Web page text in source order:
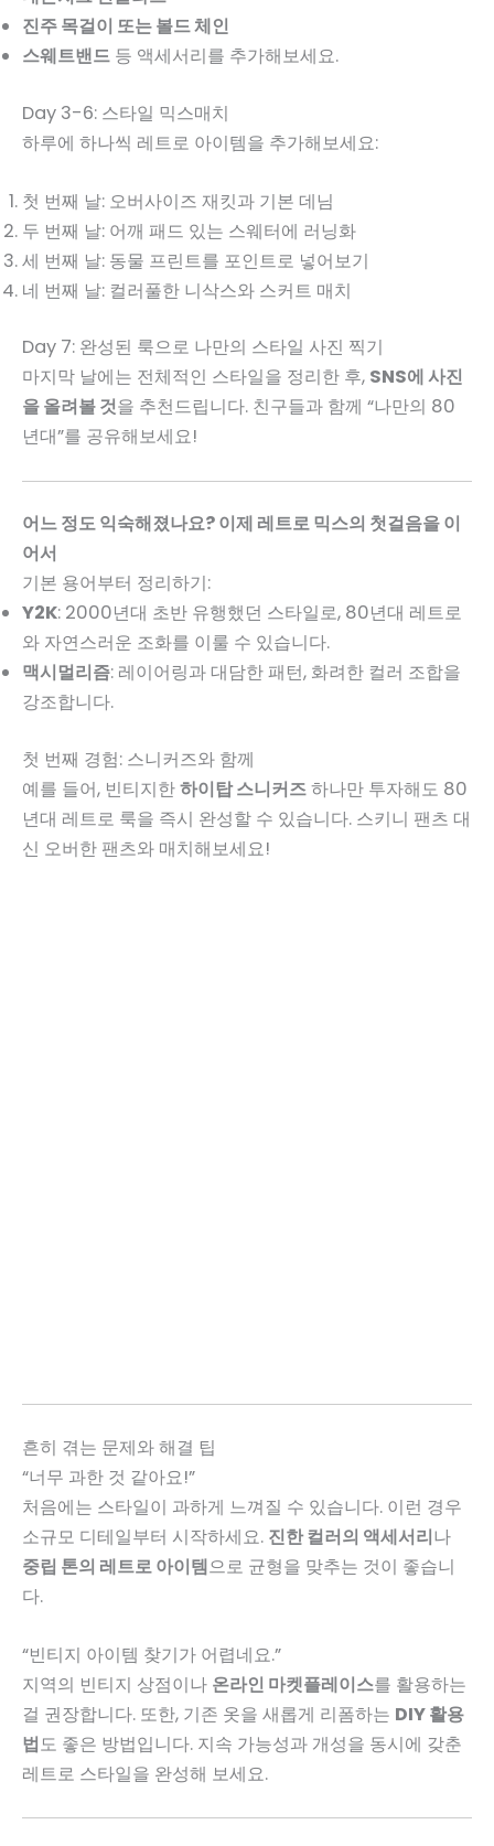
진주 목걸이 또는 볼드 체인
스웨트밴드 등 액세서리를 추가해보세요.
Day 3-6: 스타일 믹스매치
하루에 하나씩 레트로 아이템을 추가해보세요:
첫 번째 날: 오버사이즈 재킷과 기본 데님
두 번째 날: 어깨 패드 있는 스웨터에 러닝화
세 번째 날: 동물 프린트를 포인트로 넣어보기
네 번째 날: 컬러풀한 니삭스와 스커트 매치
Day 7: 완성된 룩으로 나만의 스타일 사진 찍기
마지막 날에는 전체적인 스타일을 정리한 후, SNS에 사진
을 올려볼 것을 추천드립니다. 친구들과 함께 “나만의 80
년대”를 공유해보세요!
어느 정도 익숙해졌나요? 이제 레트로 믹스의 첫걸음을 이
어서
기본 용어부터 정리하기:
Y2K: 2000년대 초반 유행했던 스타일로, 80년대 레트로
와 자연스러운 조화를 이룰 수 있습니다.
맥시멀리즘: 레이어링과 대담한 패턴, 화려한 컬러 조합을
강조합니다.
첫 번째 경험: 스니커즈와 함께
예를 들어, 빈티지한하이탑 스니커즈하나만 투자해도 80
년대 레트로 룩을 즉시 완성할 수 있습니다. 스키니 팬츠 대
신 오버한 팬츠와 매치해보세요!
흔히 겪는 문제와 해결 팁
“너무 과한 것 같아요!”
처음에는 스타일이 과하게 느껴질 수 있습니다. 이런 경우
소규모 디테일부터 시작하세요. 진한 컬러의 액세서리나
중립 톤의 레트로 아이템으로 균형을 맞추는 것이 좋습니
다.
“빈티지 아이템 찾기가 어렵네요.”
지역의 빈티지 상점이나 온라인 마켓플레이스를 활용하는
걸 권장합니다. 또한, 기존 옷을 새롭게 리폼하는 DIY 활용
법도 좋은 방법입니다. 지속 가능성과 개성을 동시에 갖춘
레트로 스타일을 완성해 보세요.